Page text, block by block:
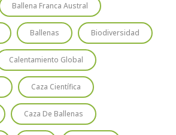
Ballena Franca Austral
Ballenas Biodiversidad
Calentamiento Global
Caza Científica
Caza De Ballenas